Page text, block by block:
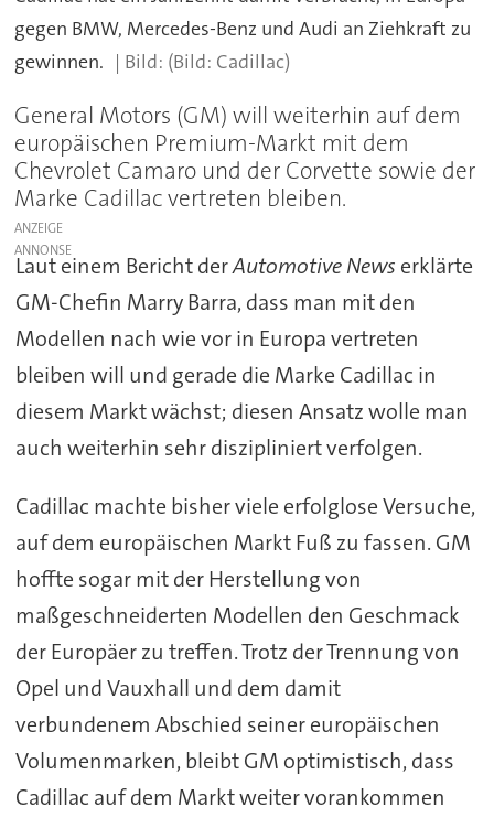
gegen BMW, Mercedes-Benz und Audi an Ziehkraft zu
gewinnen.
(Bild: Cadillac)
General Motors (GM) will weiterhin auf dem
europäischen Premium-Markt mit dem
Chevrolet Camaro und der Corvette sowie der
Marke Cadillac vertreten bleiben.
ANZEIGE
Laut einem Bericht derAutomotive News erklärte
GM-Chefin Marry Barra, dass man mit den
Modellen nach wie vor in Europa vertreten
bleiben will und gerade die Marke Cadillac in
diesem Markt wächst; diesen Ansatz wolle man
auch weiterhin sehr diszipliniert verfolgen.
Cadillac machte bisher viele erfolglose Versuche,
auf dem europäischen Markt Fuß zu fassen. GM
hoffte sogar mit der Herstellung von
maßgeschneiderten Modellen den Geschmack
der Europäer zu treffen. Trotz der Trennung von
Opel und Vauxhall und dem damit
verbundenem Abschied seiner europäischen
Volumenmarken, bleibt GM optimistisch, dass
Cadillac auf dem Markt weiter vorankommen